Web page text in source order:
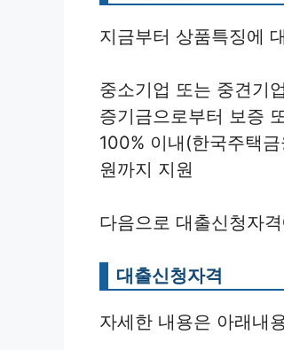
지금부터 상품특징에
중소기업 또는 중견기
증기금으로부터 보증
100% 이내(한국주택
원까지 지원
다음으로 대출신청자
대출신청자격
자세한 내용은 아래내